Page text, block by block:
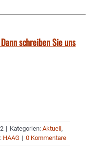
schreiben Sie uns
| Kategorien: Aktuell ,
HAAG | 0 Kommentare